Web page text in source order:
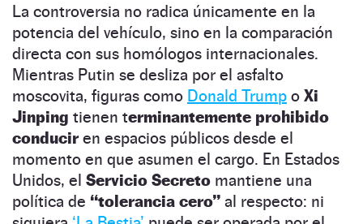
La controversia no radica únicamente en la
potencia del vehículo, sino en la comparación
directa con sus homólogos internacionales.
Mientras Putin se desliza por el asfalto
moscovita, figuras como Donald Trump o Xi
Jinping tienen terminantemente prohibido
conduciren espacios públicos desde el
momento en que asumen el cargo. En Estados
Unidos, el Servicio Secreto mantiene una
política de “tolerancia cero” al respecto: ni